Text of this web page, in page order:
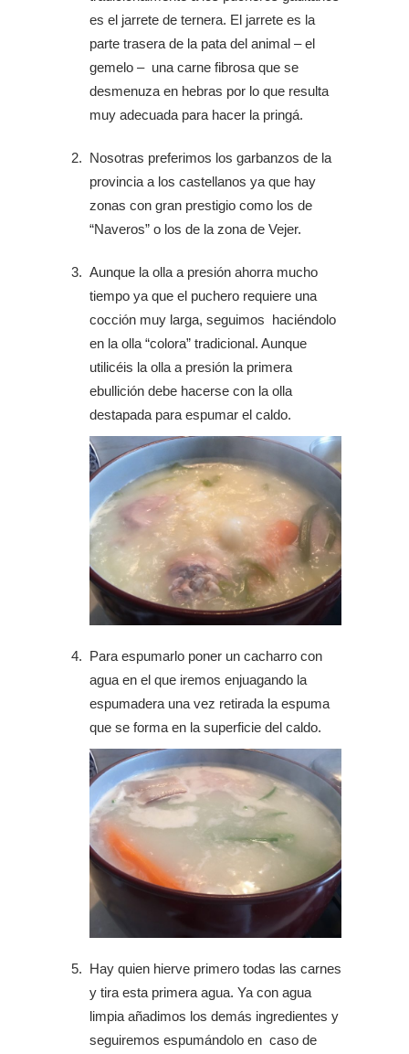
es el jarrete de ternera. El jarrete es la
parte trasera de la pata del animal – el
gemelo – una carne fibrosa que se
desmenuza en hebras por lo que resulta
muy adecuada para hacer la pringá.
Nosotras preferimos los garbanzos de la
provincia a los castellanos ya que hay
zonas con gran prestigio como los de
“Naveros” o los de la zona de Vejer.
Aunque la olla a presión ahorra mucho
tiempo ya que el puchero requiere una
cocción muy larga, seguimos haciéndolo
en la olla “colora” tradicional. Aunque
utilicéis la olla a presión la primera
ebullición debe hacerse con la olla
destapada para espumar el caldo.
Para espumarlo poner un cacharro con
agua en el que iremos enjuagando la
espumadera una vez retirada la espuma
que se forma en la superficie del caldo.
Hay quien hierve primero todas las carnes
y tira esta primera agua. Ya con agua
limpia añadimos los demás ingredientes y
seguiremos espumándolo en caso de